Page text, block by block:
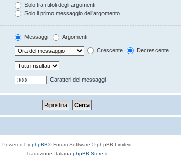
Solo tra i titoli degli argomenti
Solo il primo messaggio dell’argomento
Messaggi Argomenti
Crescente Decrescente
Caratteri dei messaggi
Powered by phpBB® Forum Software © phpBB Limited
Traduzione Italiana phpBB-Store.it